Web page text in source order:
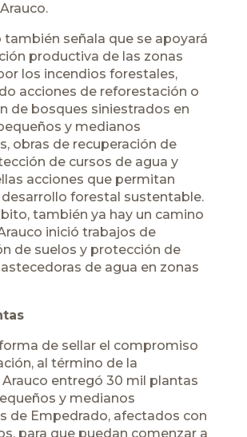
también señala que se apoyará
productiva de las zonas
los incendios forestales,
acciones de reforestación o
de bosques siniestrados en
y medianos
obras de recuperación de
de cursos de agua y
acciones que permitan
desarrollo forestal sustentable.
también ya hay un camino
inició trabajos de
de suelos y protección de
de agua en zonas
de sellar el compromiso
al término de la
entregó 30 mil plantas
y medianos
de Empedrado, afectados con
para que puedan comenzar a